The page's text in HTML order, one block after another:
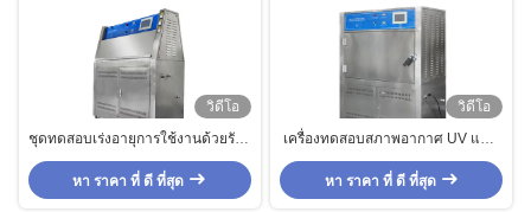
วิดีโอ
ชุดทดสอบเร่งอายุการใช้งานด้วยรังสี
อัลตราไวโอเลตด้วยระบบควบคุม
อัตโนมัติ Uv Light Aging Test
Chambers
หา ราคา ที่ ดี ที่สุด
วิดีโอ
เครื่องทดสอบสภาพอากาศ UV แบบ
เร่งความเร็ว, จอทัชสกรีน UV High
Aging Test Chamber
หา ราคา ที่ ดี ที่สุด